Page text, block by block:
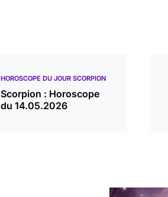
HOROSCOPE DU JOUR SCORPION
Scorpion : Horoscope
du 14.05.2026